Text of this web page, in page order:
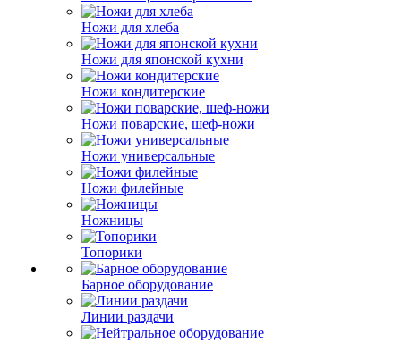
Ножи для хлеба
Ножи для японской кухни
Ножи кондитерские
Ножи поварские, шеф-ножи
Ножи универсальные
Ножи филейные
Ножницы
Топорики
Барное оборудование
Линии раздачи